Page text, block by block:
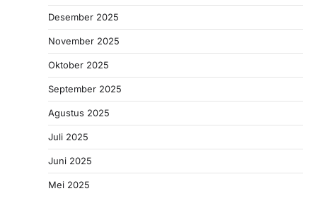
Desember 2025
November 2025
Oktober 2025
September 2025
Agustus 2025
Juli 2025
Juni 2025
Mei 2025